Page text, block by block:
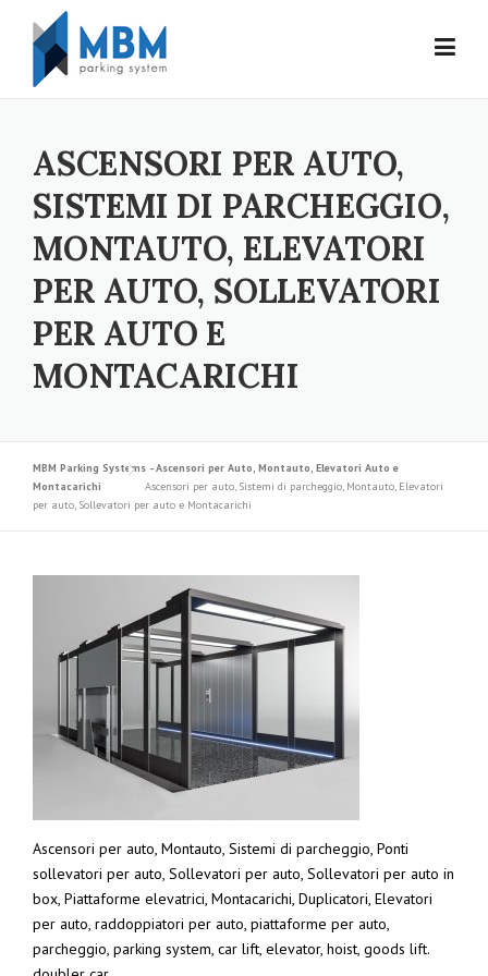
Skip to content
ASCENSORI PER AUTO,
SISTEMI DI PARCHEGGIO,
MONTAUTO, ELEVATORI
PER AUTO, SOLLEVATORI
PER AUTO E
MONTACARICHI
MBM Parking Systems - Ascensori per Auto, Montauto, Elevatori Auto e
Montacarichi
Ascensori per auto, Sistemi di parcheggio, Montauto, Elevatori
per auto, Sollevatori per auto e Montacarichi
Ascensori per auto, Montauto, Sistemi di parcheggio, Ponti
sollevatori per auto, Sollevatori per auto, Sollevatori per auto in
box, Piattaforme elevatrici, Montacarichi, Duplicatori, Elevatori
per auto, raddoppiatori per auto, piattaforme per auto,
parcheggio, parking system, car lift, elevator, hoist, goods lift.